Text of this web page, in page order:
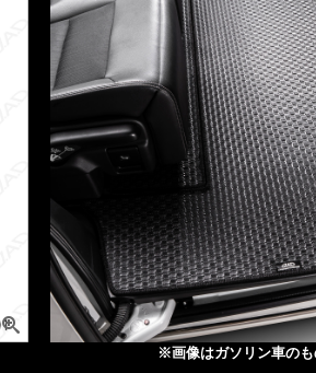
※画像はガソリン車のも